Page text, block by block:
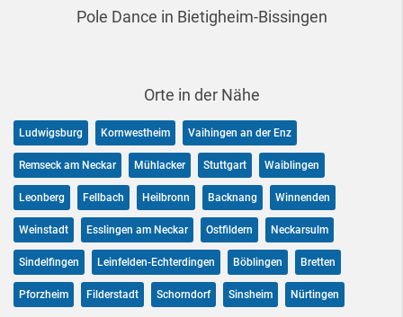
Pole Dance in Bietigheim-Bissingen
Orte in der Nähe
Ludwigsburg Kornwestheim Vaihingen an der Enz
Remseck am Neckar Mühlacker Stuttgart Waiblingen
Leonberg Fellbach Heilbronn Backnang Winnenden
Weinstadt Esslingen am Neckar Ostfildern Neckarsulm
Sindelfingen Leinfelden-Echterdingen Böblingen Bretten
Pforzheim Filderstadt Schorndorf Sinsheim Nürtingen